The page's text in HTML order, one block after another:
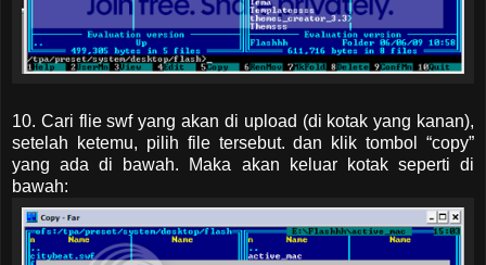
10. Cari flie swf yang akan di upload (di kotak yang kanan),
setelah ketemu, pilih file tersebut. dan klik tombol “copy”
yang ada di bawah. Maka akan keluar kotak seperti di
bawah: